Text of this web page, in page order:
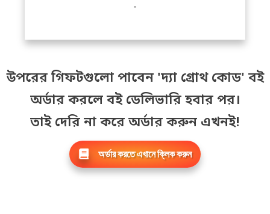
-
উপরের গিফটগুলো পাবেন 'দ্যা গ্রোথ কোড' বই
অর্ডার করলে বই ডেলিভারি হবার পর।
তাই দেরি না করে অর্ডার করুন এখনই!
অর্ডার করতেএখানেক্লিক করুন